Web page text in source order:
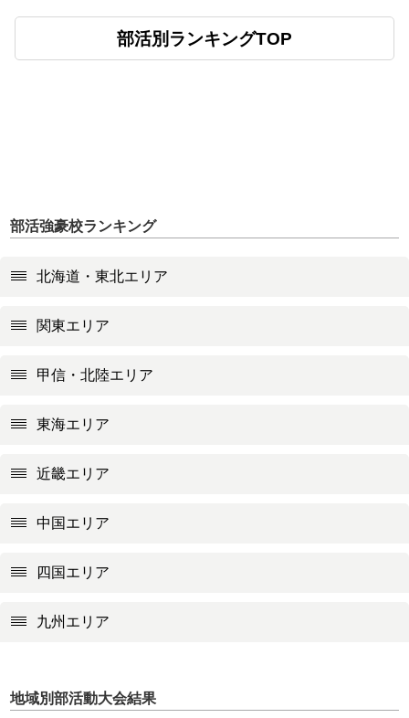
部活別ランキングTOP
部活強豪校ランキング
北海道・東北エリア
関東エリア
甲信・北陸エリア
東海エリア
近畿エリア
中国エリア
四国エリア
九州エリア
地域別部活動大会結果